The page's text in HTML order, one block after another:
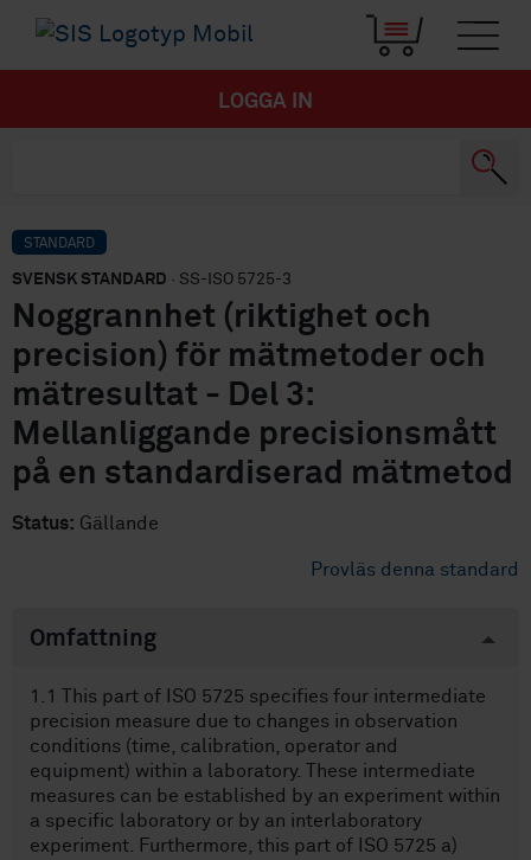
LOGGA IN
STANDARD
SVENSK STANDARD · SS-ISO 5725-3
Noggrannhet (riktighet och
precision) för mätmetoder och
mätresultat - Del 3:
Mellanliggande precisionsmått
på en standardiserad mätmetod
Status: Gällande
Provläs denna standard
Omfattning
1.1 This part of ISO 5725 specifies four intermediate
precision measure due to changes in observation
conditions (time, calibration, operator and
equipment) within a laboratory. These intermediate
measures can be established by an experiment within
a specific laboratory or by an interlaboratory
experiment. Furthermore, this part of ISO 5725 a)